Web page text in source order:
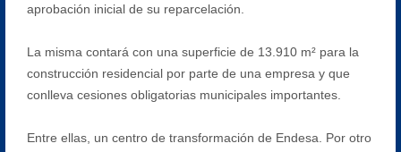
aprobación inicial de su reparcelación.
La misma contará con una superficie de 13.910 m² para la
construcción residencial por parte de una empresa y que
conlleva cesiones obligatorias municipales importantes.
Entre ellas, un centro de transformación de Endesa. Por otro